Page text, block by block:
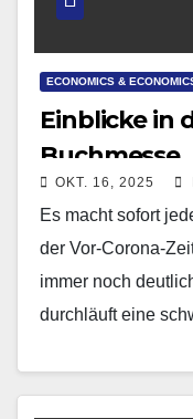
ECONOMICS &
Einblicke in
Buchmesse
OKT. 16, 2025
Es macht sofort
der Vor-Corona-
immer noch
durchläuft eine